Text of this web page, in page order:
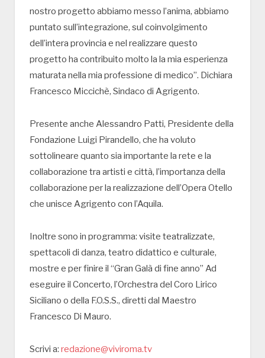
nostro progetto abbiamo messo l’anima, abbiamo
puntato sull’integrazione, sul coinvolgimento
dell’intera provincia e nel realizzare questo
progetto ha contribuito molto la la mia esperienza
maturata nella mia professione di medico”. Dichiara
Francesco Miccichè, Sindaco di Agrigento.
Presente anche Alessandro Patti, Presidente della
Fondazione Luigi Pirandello, che ha voluto
sottolineare quanto sia importante la rete e la
collaborazione tra artisti e città, l’importanza della
collaborazione per la realizzazione dell’Opera Otello
che unisce Agrigento con l’Aquila.
Inoltre sono in programma: visite teatralizzate,
spettacoli di danza, teatro didattico e culturale,
mostre e per finire il “Gran Galà di fine anno” Ad
eseguire il Concerto, l’Orchestra del Coro Lirico
Siciliano o della F.O.S.S., diretti dal Maestro
Francesco Di Mauro.
Scrivi a: redazione@viviroma.tv